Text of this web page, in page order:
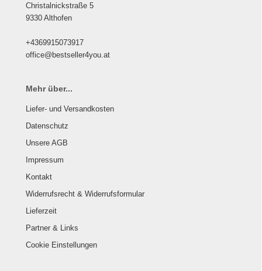
Christalnickstraße 5
9330 Althofen
+4369915073917
office@bestseller4you.at
Mehr über...
Liefer- und Versandkosten
Datenschutz
Unsere AGB
Impressum
Kontakt
Widerrufsrecht & Widerrufsformular
Lieferzeit
Partner & Links
Cookie Einstellungen